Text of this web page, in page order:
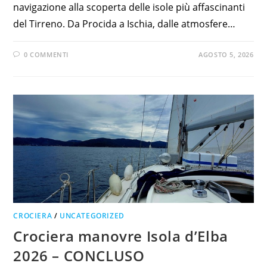
navigazione alla scoperta delle isole più affascinanti
del Tirreno. Da Procida a Ischia, dalle atmosfere…
0 COMMENTI AGOSTO 5, 2026
CROCIERA / UNCATEGORIZED
Crociera manovre Isola d’Elba
2026 – CONCLUSO